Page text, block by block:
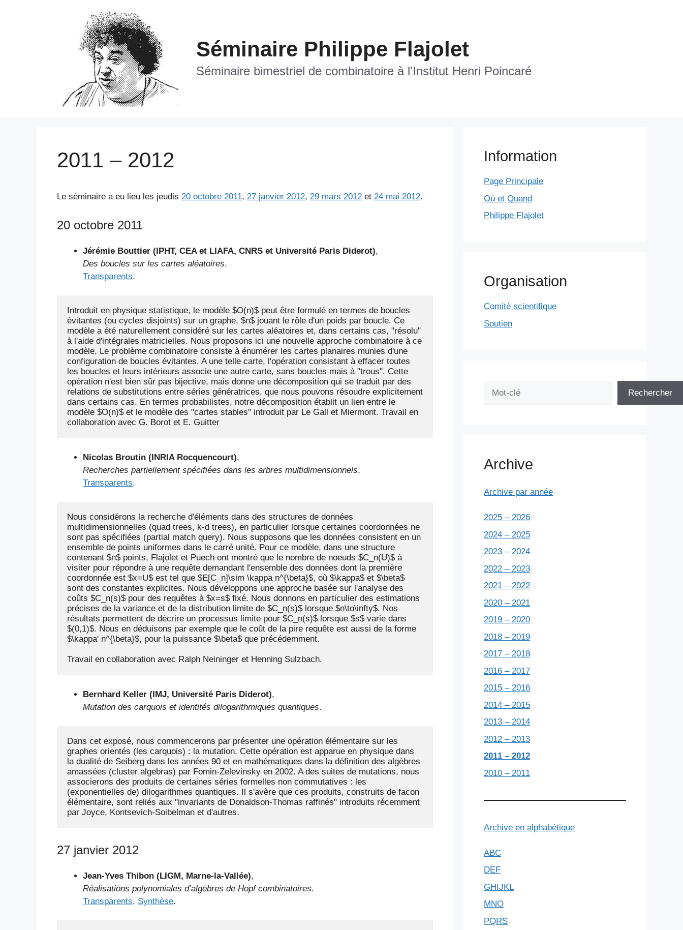
Séminaire Philippe Flajolet
Séminaire bimestriel de combinatoire à l'Institut Henri Poincaré
2011 – 2012
Le séminaire a eu lieu les jeudis 20 octobre 2011, 27 janvier 2012, 29 mars 2012 et 24 mai 2012.
20 octobre 2011
Jérémie Bouttier (IPHT, CEA et LIAFA, CNRS et Université Paris Diderot),
Des boucles sur les cartes aléatoires.
Transparents.
Introduit en physique statistique, le modèle $O(n)$ peut être formulé en termes de boucles
évitantes (ou cycles disjoints) sur un graphe, $n$ jouant le rôle d'un poids par boucle. Ce
modèle a été naturellement considéré sur les cartes aléatoires et, dans certains cas, "résolu"
à l'aide d'intégrales matricielles. Nous proposons ici une nouvelle approche combinatoire à ce
modèle. Le problème combinatoire consiste à énumérer les cartes planaires munies d'une
configuration de boucles évitantes. A une telle carte, l'opération consistant à effacer toutes
les boucles et leurs intérieurs associe une autre carte, sans boucles mais à "trous". Cette
opération n'est bien sûr pas bijective, mais donne une décomposition qui se traduit par des
relations de substitutions entre séries génératrices, que nous pouvons résoudre explicitement
dans certains cas. En termes probabilistes, notre décomposition établit un lien entre le
modèle $O(n)$ et le modèle des "cartes stables" introduit par Le Gall et Miermont. Travail en
collaboration avec G. Borot et E. Guitter
Nicolas Broutin (INRIA Rocquencourt),
Recherches partiellement spécifiées dans les arbres multidimensionnels.
Transparents.
Nous considérons la recherche d'éléments dans des structures de données
multidimensionnelles (quad trees, k-d trees), en particulier lorsque certaines coordonnées ne
sont pas spécifiées (partial match query). Nous supposons que les données consistent en un
ensemble de points uniformes dans le carré unité. Pour ce modèle, dans une structure
contenant $n$ points, Flajolet et Puech ont montré que le nombre de noeuds $C_n(U)$ à
visiter pour répondre à une requête demandant l'ensemble des données dont la première
coordonnée est $x=U$ est tel que $E[C_n]\sim \kappa n^{\beta}$, où $\kappa$ et $\beta$
sont des constantes explicites. Nous développons une approche basée sur l'analyse des
coûts $C_n(s)$ pour des requêtes à $x=s$ fixé. Nous donnons en particulier des estimations
précises de la variance et de la distribution limite de $C_n(s)$ lorsque $n\to\infty$. Nos
résultats permettent de décrire un processus limite pour $C_n(s)$ lorsque $s$ varie dans
$(0,1)$. Nous en déduisons par exemple que le coût de la pire requête est aussi de la forme
$\kappa' n^{\beta}$, pour la puissance $\beta$ que précédemment.
Travail en collaboration avec Ralph Neininger et Henning Sulzbach.
Bernhard Keller (IMJ, Université Paris Diderot),
Mutation des carquois et identités dilogarithmiques quantiques.
Dans cet exposé, nous commencerons par présenter une opération élémentaire sur les
graphes orientés (les carquois) : la mutation. Cette opération est apparue en physique dans
la dualité de Seiberg dans les années 90 et en mathématiques dans la définition des algèbres
amassées (cluster algebras) par Fomin-Zelevinsky en 2002. A des suites de mutations, nous
associerons des produits de certaines séries formelles non commutatives : les
(exponentielles de) dilogarithmes quantiques. Il s'avère que ces produits, construits de facon
élémentaire, sont reliés aux "invariants de Donaldson-Thomas raffinés" introduits récemment
par Joyce, Kontsevich-Soibelman et d'autres.
27 janvier 2012
Jean-Yves Thibon (LIGM, Marne-la-Vallée),
Réalisations polynomiales d’algèbres de Hopf combinatoires.
Transparents. Synthèse.
Information
Page Principale
Où et Quand
Philippe Flajolet
Organisation
Comité scientifique
Soutien
Rechercher
Archive
Archive par année
2025 – 2026
2024 – 2025
2023 – 2024
2022 – 2023
2021 – 2022
2020 – 2021
2019 – 2020
2018 – 2019
2017 – 2018
2016 – 2017
2015 – 2016
2014 – 2015
2013 – 2014
2012 – 2013
2011 – 2012
2010 – 2011
Archive en alphabétique
ABC
DEF
GHIJKL
MNO
PQRS